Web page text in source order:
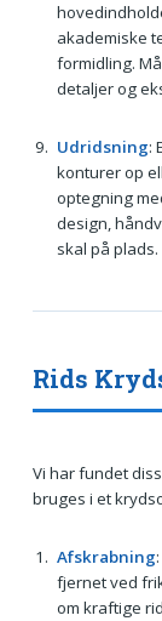
akademiske
formidling.
detaljer og
Udridsning:
konturer op
optegning
design,
skal på plads.
Rids
Vi har fundet
bruges i et
Afskrabning
fjernet ved
om kraftige